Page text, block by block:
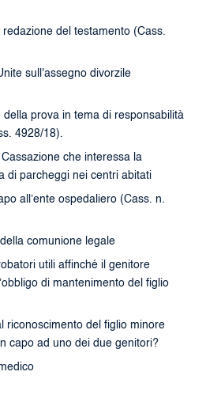
redazione del testamento (Cass.
sull'assegno divorzile
della prova in tema di responsabilità
4928/18).
che interessa la
di parcheggi nei centri abitati
all’ente ospedaliero (Cass. n.
comunione legale
utili affinché il genitore
di mantenimento del figlio
riconoscimento del figlio minore
capo ad uno dei due genitori?